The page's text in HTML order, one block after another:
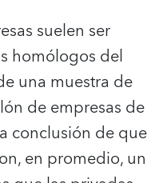
suelen ser
homólogos del
una muestra de
de empresas de
conclusión de que
en promedio, un